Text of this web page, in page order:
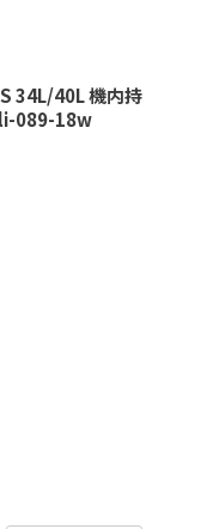
34L/40L 機内持
089-18w